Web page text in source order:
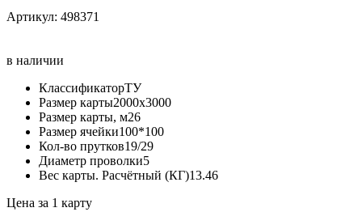
Артикул: 498371
в наличии
КлассификаторТУ
Размер карты2000х3000
Размер карты, м26
Размер ячейки100*100
Кол-во прутков19/29
Диаметр проволки5
Вес карты. Расчётный (КГ)13.46
Цена за 1 карту